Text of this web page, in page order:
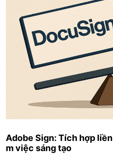
Adobe Sign: Tích hợp
m việc sáng tạo